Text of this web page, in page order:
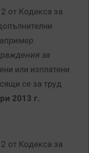
от Кодекса за
за
или изплатени
се за труд
2013 г.
от Кодекса за